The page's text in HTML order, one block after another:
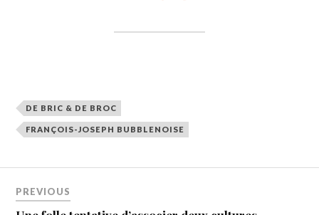
DE BRIC & DE BROC
FRANÇOIS-JOSEPH BUBBLENOISE
PREVIOUS